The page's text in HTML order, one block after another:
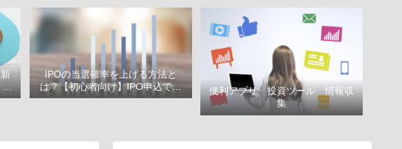
IPOの当選確率を上げる方法と
は？【初心者向け】IPO申込で選
ぶべき証券会社
便利アプリ 投資ツール 情報収
集